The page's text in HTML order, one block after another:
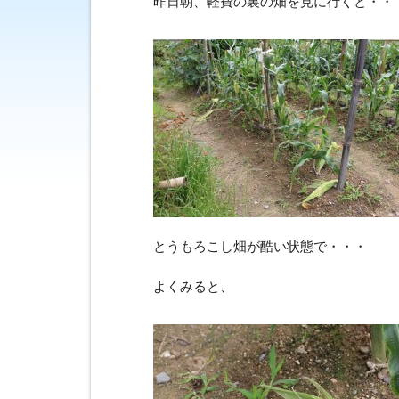
とうもろこし畑が酷い状態で・・・
よくみると、